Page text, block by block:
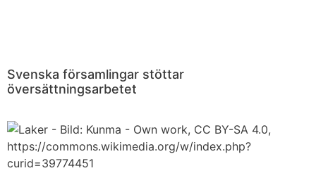
Svenska församlingar stöttar
översättningsarbetet